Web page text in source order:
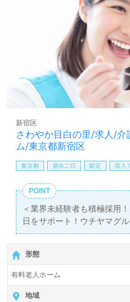
も遠慮なくお願いします。
医療/福祉業界の正社員/パ
護】＊求人情報収集、将来
LINE、メール、お電話など
相談可能です。転職相談、
料サービスをご利用いただ
あり！＞"転職支援"のプロと
せお待ちしております。
さわやか目白の里/求人/
ム/東京都新宿区
新宿区
東京都 週休二日 駅近 収入
POINT
＜業界未経験者も積極採用
日をサポート！ウチヤマグ
◎
【月給：235,600円～
ャレンジ介護！無資格/未経
駅』徒歩4分。
入居定員56名（56室/全室個
形態
有料老人ホーム
地域